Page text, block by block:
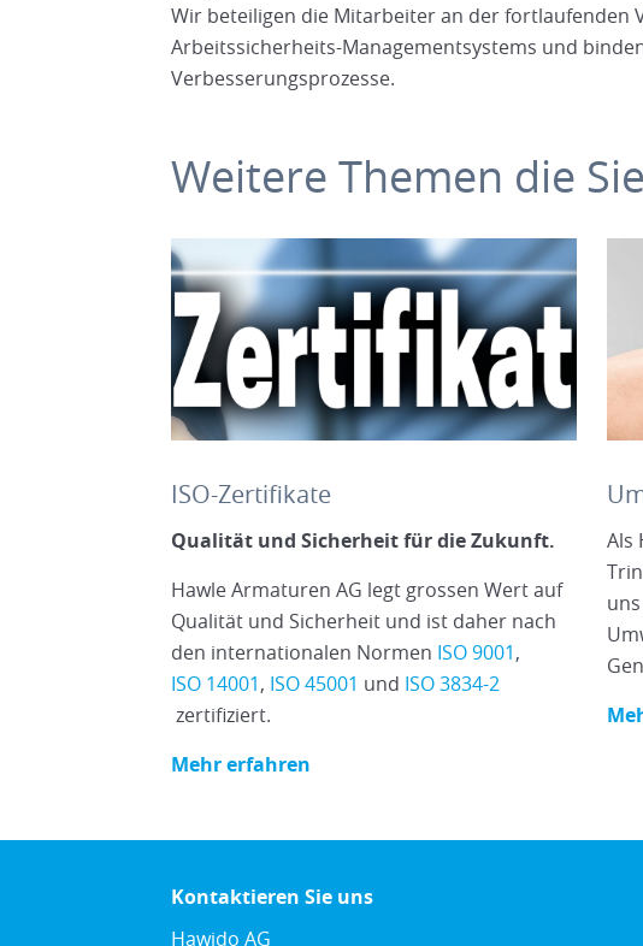
Wir beteiligen die Mitarbeiter an der fortlaufenden
Arbeitssicherheits-Managementsystems und
Verbesserungsprozesse.
Weitere Themen die
ISO-Zertifikate
Qualität und Sicherheit für die Zukunft.
Hawle Armaturen AG legt grossen Wert auf
Qualität und Sicherheit und ist daher nach
den internationalen Normen ISO 9001,
ISO 14001, ISO 45001 und ISO 3834-2
zertifiziert.
Mehr erfahren
Als
Kontaktieren Sie uns
Hawido AG